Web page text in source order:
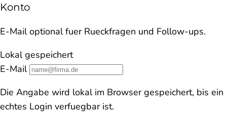
Konto
E-Mail optional fuer Rueckfragen und Follow-ups.
Lokal gespeichert
E-Mail
Die Angabe wird lokal im Browser gespeichert, bis ein
echtes Login verfuegbar ist.